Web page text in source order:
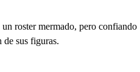
roster mermado, pero confiando
de sus figuras.